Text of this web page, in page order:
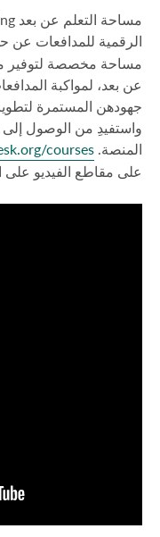
الرقمية للمدافعات عن
مساحة مخصصة لتوفير
عن بعد، لمواكبة
جهودهن المستمرة
واستفيدِ من الوصول
المنصة. courses/
على مقاطع الفيديو على